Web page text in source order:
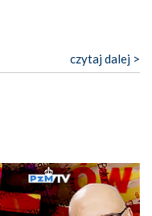
czytaj dalej >